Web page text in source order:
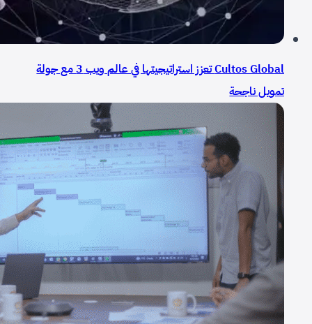
Cultos Global تعزز استراتيجيتها في عالم ويب 3 مع جولة
تمويل ناجحة